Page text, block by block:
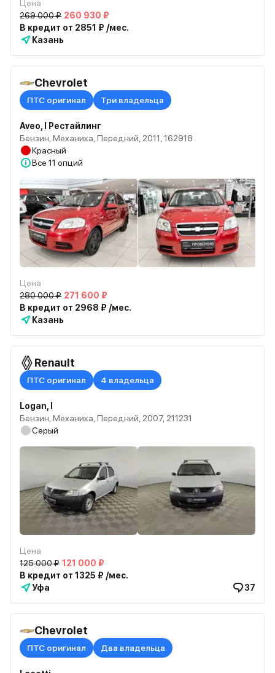
Цена
269 000 ₽ 260 930 ₽
В кредит от 2851 ₽ /мес.
Казань
Chevrolet
ПТС оригинал Три владельца
Aveo, I Рестайлинг
Бензин, Механика, Передний, 2011, 162918
Красный
Все 11 опций
Цена
280 000 ₽ 271 600 ₽
В кредит от 2968 ₽ /мес.
Казань
Renault
ПТС оригинал 4 владельца
Logan, I
Бензин, Механика, Передний, 2007, 211231
Серый
Цена
125 000 ₽ 121 000 ₽
В кредит от 1325 ₽ /мес.
Уфа
37
Chevrolet
ПТС оригинал Два владельца